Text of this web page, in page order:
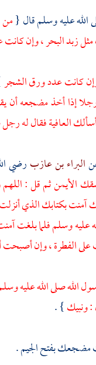
الله عليه وسلم قال {من
مثل زبد البحر ، وإن
كانت عدد ورق الشجر
إذا أخذ مضجعه أن
أسألك العافية فقال له
البراء بن عازبرضي
الأيمن ثم قل :
آمنت بكتابك الذي
عليه وسلم فلما
الفطرة ، وإن
الله صلى الله عليه
: ونبيك} .
مضجعك بفتح الجيم .